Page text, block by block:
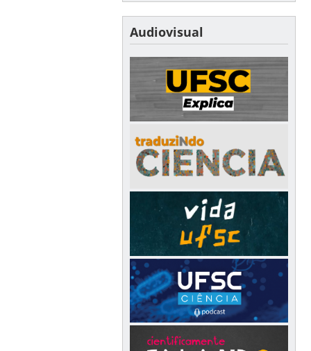
Audiovisual